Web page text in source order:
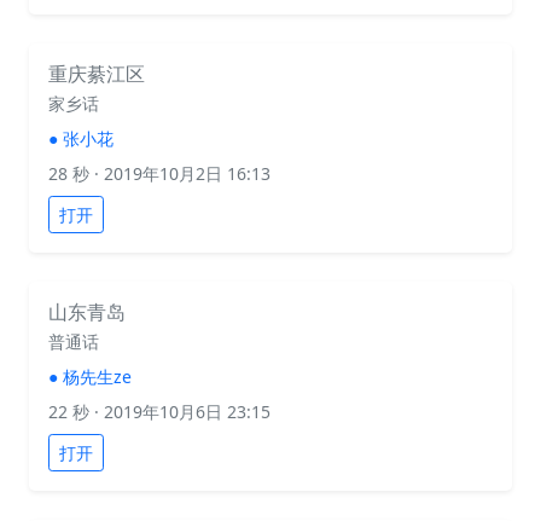
重庆綦江区
家乡话
● 张小花
28 秒 · 2019年10月2日 16:13
打开
山东青岛
普通话
● 杨先生ze
22 秒 · 2019年10月6日 23:15
打开